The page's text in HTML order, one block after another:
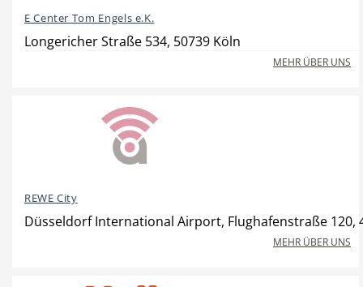
Restaurant
Beauty & Wellness
Handwerk Sport & Freizeit
E Center Tom Engels e.K.
Longericher Straße 534, 50739 Köln
MEHR ÜBER UNS
REWE City
Düsseldorf International Airport, Flughafenstraße 120,
MEHR ÜBER UNS